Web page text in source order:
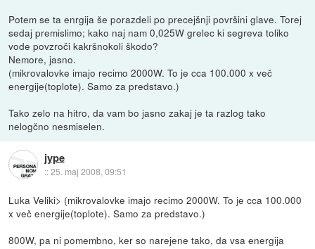
Potem se ta enrgija še porazdeli po precejšnji površini glave. Torej
sedaj premislimo; kako naj nam 0,025W grelec ki segreva toliko
vode povzroči kakršnokoli škodo?
Nemore, jasno.
(mikrovalovke imajo recimo 2000W. To je cca 100.000 x več
energije(toplote). Samo za predstavo.)
Tako zelo na hitro, da vam bo jasno zakaj je ta razlog tako
nelogčno nesmiselen.
jype
::25. maj 2008, 09:51
Luka Veliki> (mikrovalovke imajo recimo 2000W. To je cca 100.000
x več energije(toplote). Samo za predstavo.)
800W, pa ni pomembno, ker so narejene tako, da vsa energija